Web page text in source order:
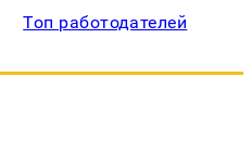
Топ работодателей